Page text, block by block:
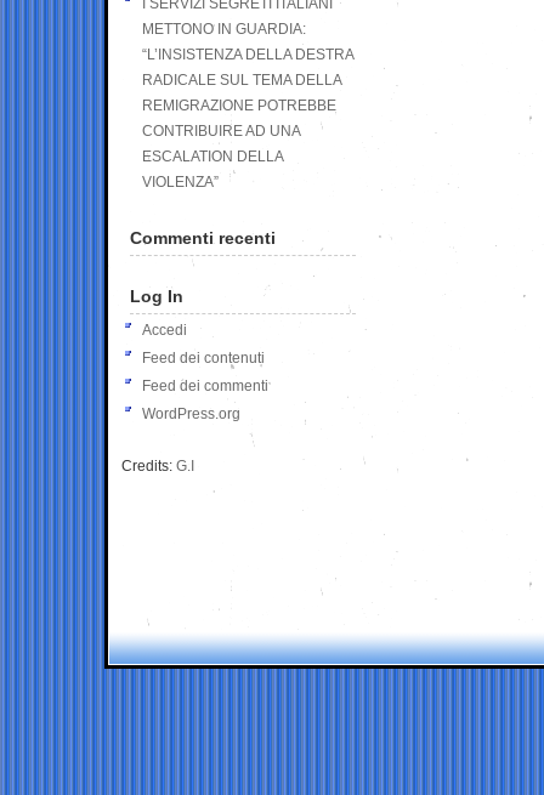
I SERVIZI SEGRETI ITALIANI
METTONO IN GUARDIA:
“L’INSISTENZA DELLA DESTRA
RADICALE SUL TEMA DELLA
REMIGRAZIONE POTREBBE
CONTRIBUIRE AD UNA
ESCALATION DELLA
VIOLENZA”
Commenti recenti
Log In
Accedi
Feed dei contenuti
Feed dei commenti
WordPress.org
Credits: G.I